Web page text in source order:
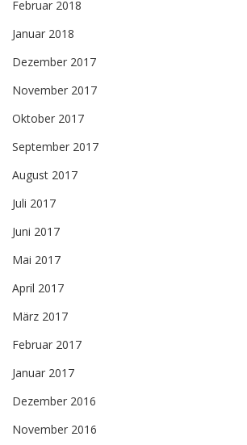
Februar 2018
Januar 2018
Dezember 2017
November 2017
Oktober 2017
September 2017
August 2017
Juli 2017
Juni 2017
Mai 2017
April 2017
März 2017
Februar 2017
Januar 2017
Dezember 2016
November 2016